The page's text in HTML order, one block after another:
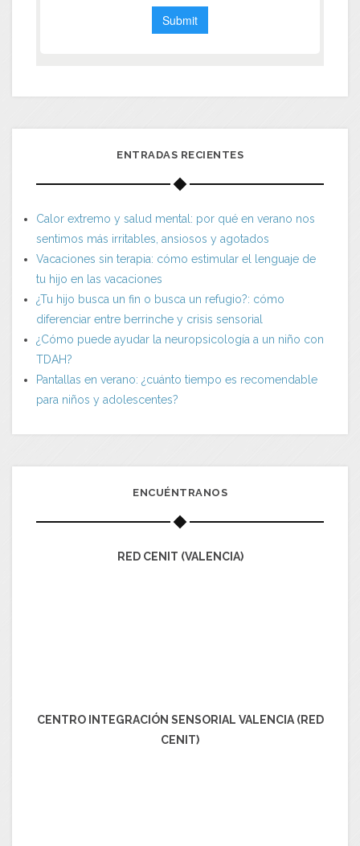
ENTRADAS RECIENTES
Calor extremo y salud mental: por qué en verano nos
sentimos más irritables, ansiosos y agotados
Vacaciones sin terapia: cómo estimular el lenguaje de
tu hijo en las vacaciones
¿Tu hijo busca un fin o busca un refugio?: cómo
diferenciar entre berrinche y crisis sensorial
¿Cómo puede ayudar la neuropsicología a un niño con
TDAH?
Pantallas en verano: ¿cuánto tiempo es recomendable
para niños y adolescentes?
ENCUÉNTRANOS
RED CENIT (VALENCIA)
CENTRO INTEGRACIÓN SENSORIAL VALENCIA (RED
CENIT)